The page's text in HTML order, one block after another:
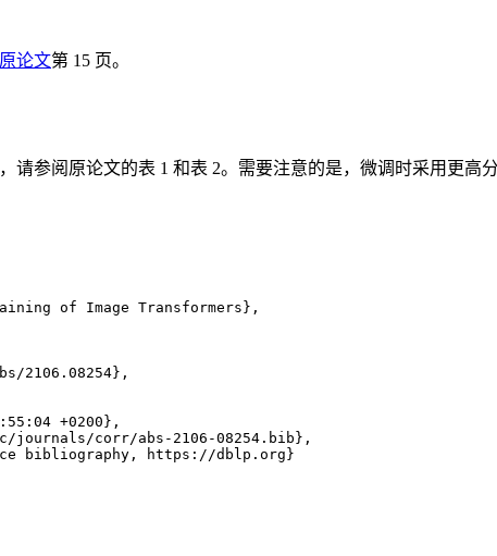
原论文第 15 页。
请参阅原论文的表 1 和表 2。需要注意的是，微调时采用更高
of Image Transformers},
2106.08254},
+0200},
journals/corr/abs-2106-08254.bib},
bibliography, https://dblp.org}